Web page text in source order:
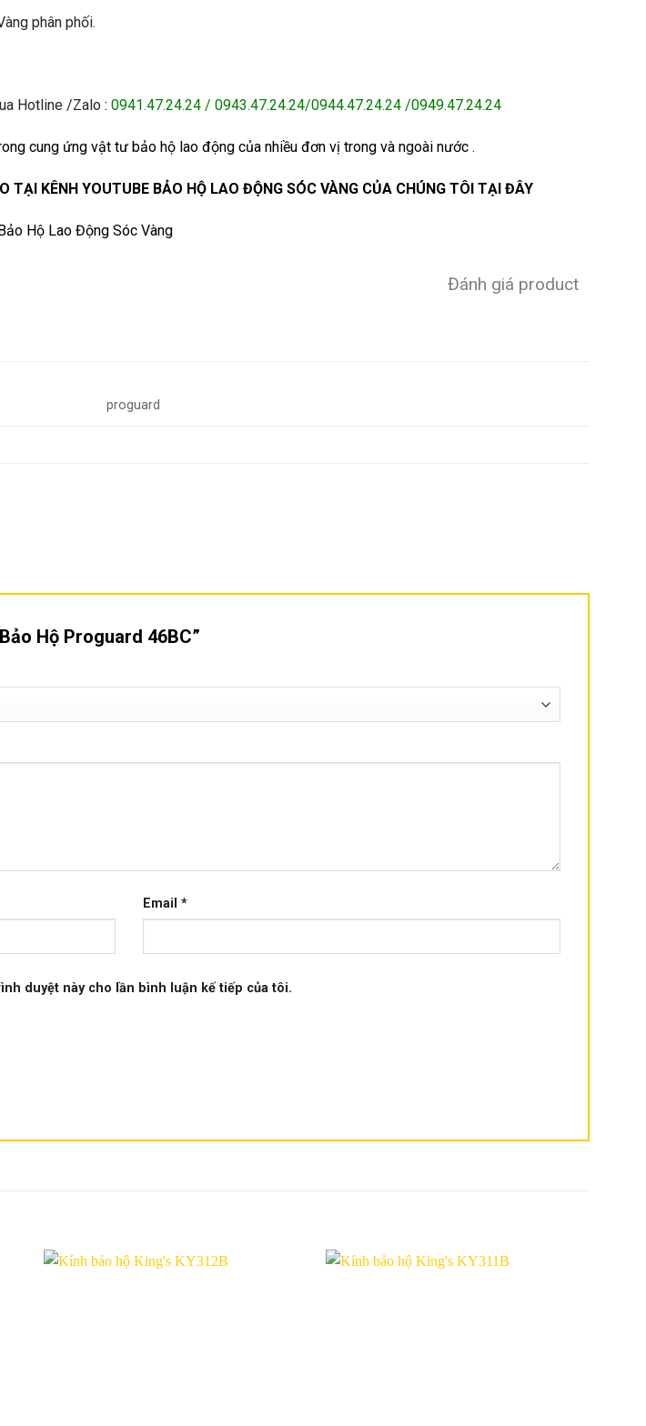
phân phối.
Hotline /Zalo :0941.47.24.24 / 0943.47.24.24/0944.47.24.24 /0949.47.24.24
cung ứng vật tư bảo hộ lao động của nhiều đơn vị trong và ngoài nước .
TẠI KÊNH YOUTUBE BẢO HỘ LAO ĐỘNG SÓC VÀNG CỦA CHÚNG TÔI TẠI ĐÂY
Hộ Lao Động Sóc Vàng
Đánh giá product
proguard
Hộ Proguard 46BC”
Email*
duyệt này cho lần bình luận kế tiếp của tôi.